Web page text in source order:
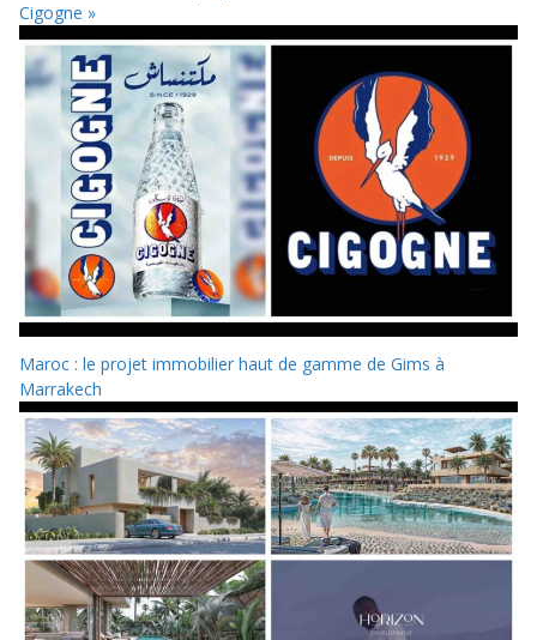
Cigogne »
Maroc : le projet immobilier haut de gamme de Gims à
Marrakech